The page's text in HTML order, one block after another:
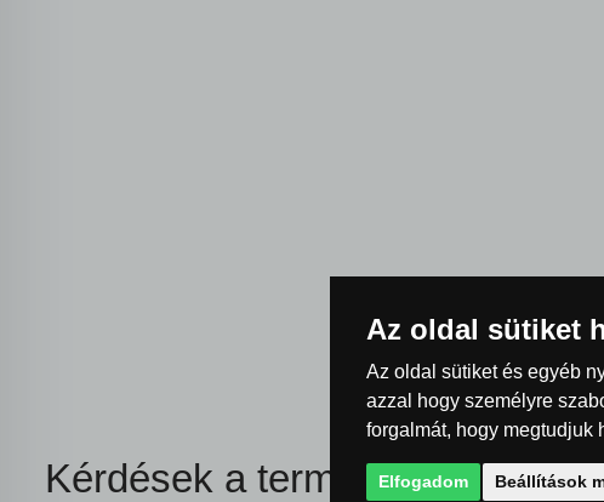
Kérdések a termékkel
Az oldal sütiket
Az oldal sütiket és egyéb
azzal hogy személyre
forgalmát, hogy megtudjuk
Elfogadom Beállítások